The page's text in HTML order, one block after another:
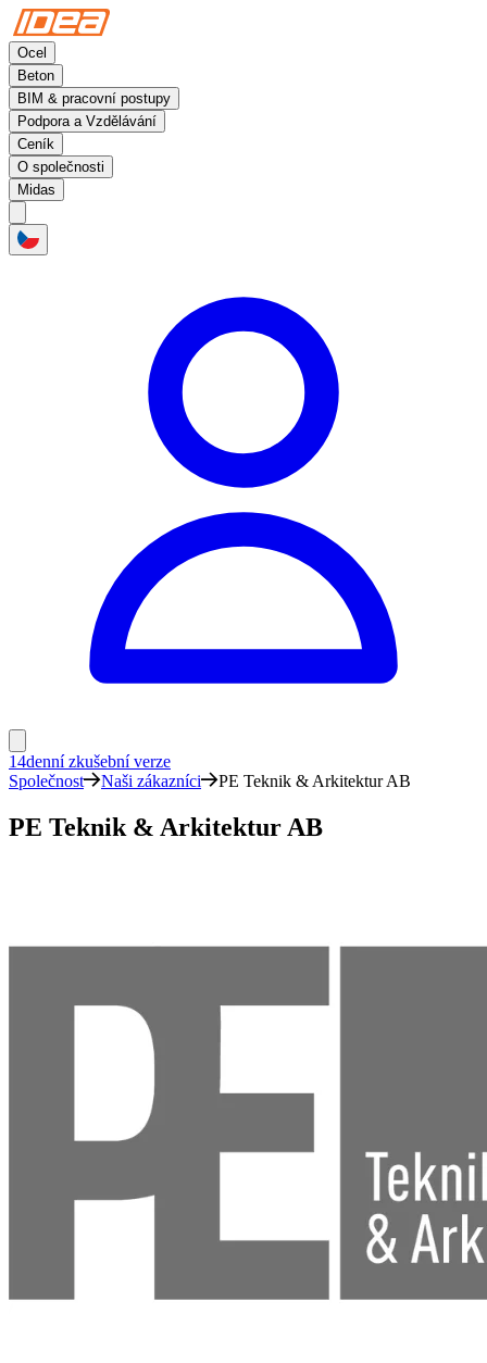
Ocel
Beton
BIM & pracovní postupy
Podpora a Vzdělávání
Ceník
O společnosti
Midas
14denní zkušební verze
Společnost
Naši zákazníci PE Teknik & Arkitektur AB
PE Teknik & Arkitektur AB